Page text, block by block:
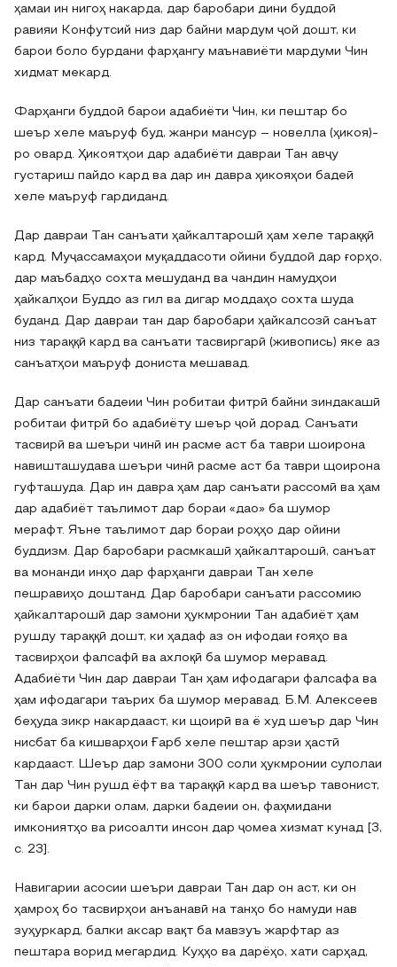
ҳамаи ин нигоҳ накарда, дар баробари дини буддоӣ
равияи Конфутсий низ дар байни мардум ҷой дошт, ки
барои боло бурдани фарҳангу маънавиёти мардуми Чин
хидмат мекард.
Фарҳанги буддоӣ барои адабиёти Чин, ки пештар бо
шеър хеле маъруф буд, жанри мансур – новелла (ҳикоя)-
ро овард. Ҳикоятҳои дар адабиёти давраи Тан авҷу
густариш пайдо кард ва дар ин давра ҳикояҳои бадеӣ
хеле маъруф гардиданд.
Дар давраи Тан санъати ҳайкалтарошӣ ҳам хеле тараққӣ
кард. Муҷассамаҳои муқаддасоти ойини буддоӣ дар ғорҳо,
дар маъбадҳо сохта мешуданд ва чандин намудҳои
ҳайкалҳои Буддо аз гил ва дигар моддаҳо сохта шуда
буданд. Дар давраи тан дар баробари ҳайкалсозӣ санъат
низ тараққӣ кард ва санъати тасвиргарӣ (живопись) яке аз
санъатҳои маъруф дониста мешавад.
Дар санъати бадеии Чин робитаи фитрӣ байни зиндакашӣ
робитаи фитрӣ бо адабиёту шеър ҷой дорад. Санъати
тасвирӣ ва шеъри чинӣ ин расме аст ба таври шоирона
навишташудава шеъри чинӣ расме аст ба таври щоирона
гуфташуда. Дар ин давра ҳам дар санъати рассомӣ ва ҳам
дар адабиёт таълимот дар бораи «дао» ба шумор
мерафт. Яъне таълимот дар бораи роҳҳо дар ойини
буддизм. Дар баробари расмкашӣ ҳайкалтарошӣ, санъат
ва монанди инҳо дар фарҳанги давраи Тан хеле
пешравиҳо доштанд. Дар баробари санъати рассомию
ҳайкалтарошӣ дар замони ҳукмронии Тан адабиёт ҳам
рушду тараққӣ дошт, ки ҳадаф аз он ифодаи ғояҳо ва
тасвирҳои фалсафӣ ва ахлоқӣ ба шумор меравад.
Адабиёти Чин дар давраи Тан ҳам ифодагари фалсафа ва
ҳам ифодагари таърих ба шумор меравад. Б.М. Алексеев
беҳуда зикр накардааст, ки щоирӣ ва ё худ шеър дар Чин
нисбат ба кишварҳои Ғарб хеле пештар арзи ҳастӣ
кардааст. Шеър дар замони 300 соли ҳукмронии сулолаи
Тан дар Чин рушд ёфт ва тараққӣ кард ва шеър тавонист,
ки барои дарки олам, дарки бадеии он, фаҳмидани
имкониятҳо ва рисоалти инсон дар ҷомеа хизмат кунад [3,
с. 23].
Навигарии асосии шеъри давраи Тан дар он аст, ки он
ҳамроҳ бо тасвирҳои анъанавӣ на танҳо бо намуди нав
зуҳуркард, балки аксар вақт ба мавзуъ жарфтар аз
пештара ворид мегардид. Куҳҳо ва дарёҳо, хати сарҳад,